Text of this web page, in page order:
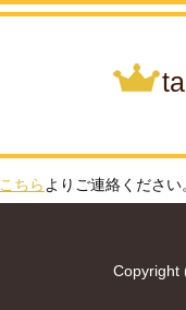
こちら よりご連絡ください
Copyright